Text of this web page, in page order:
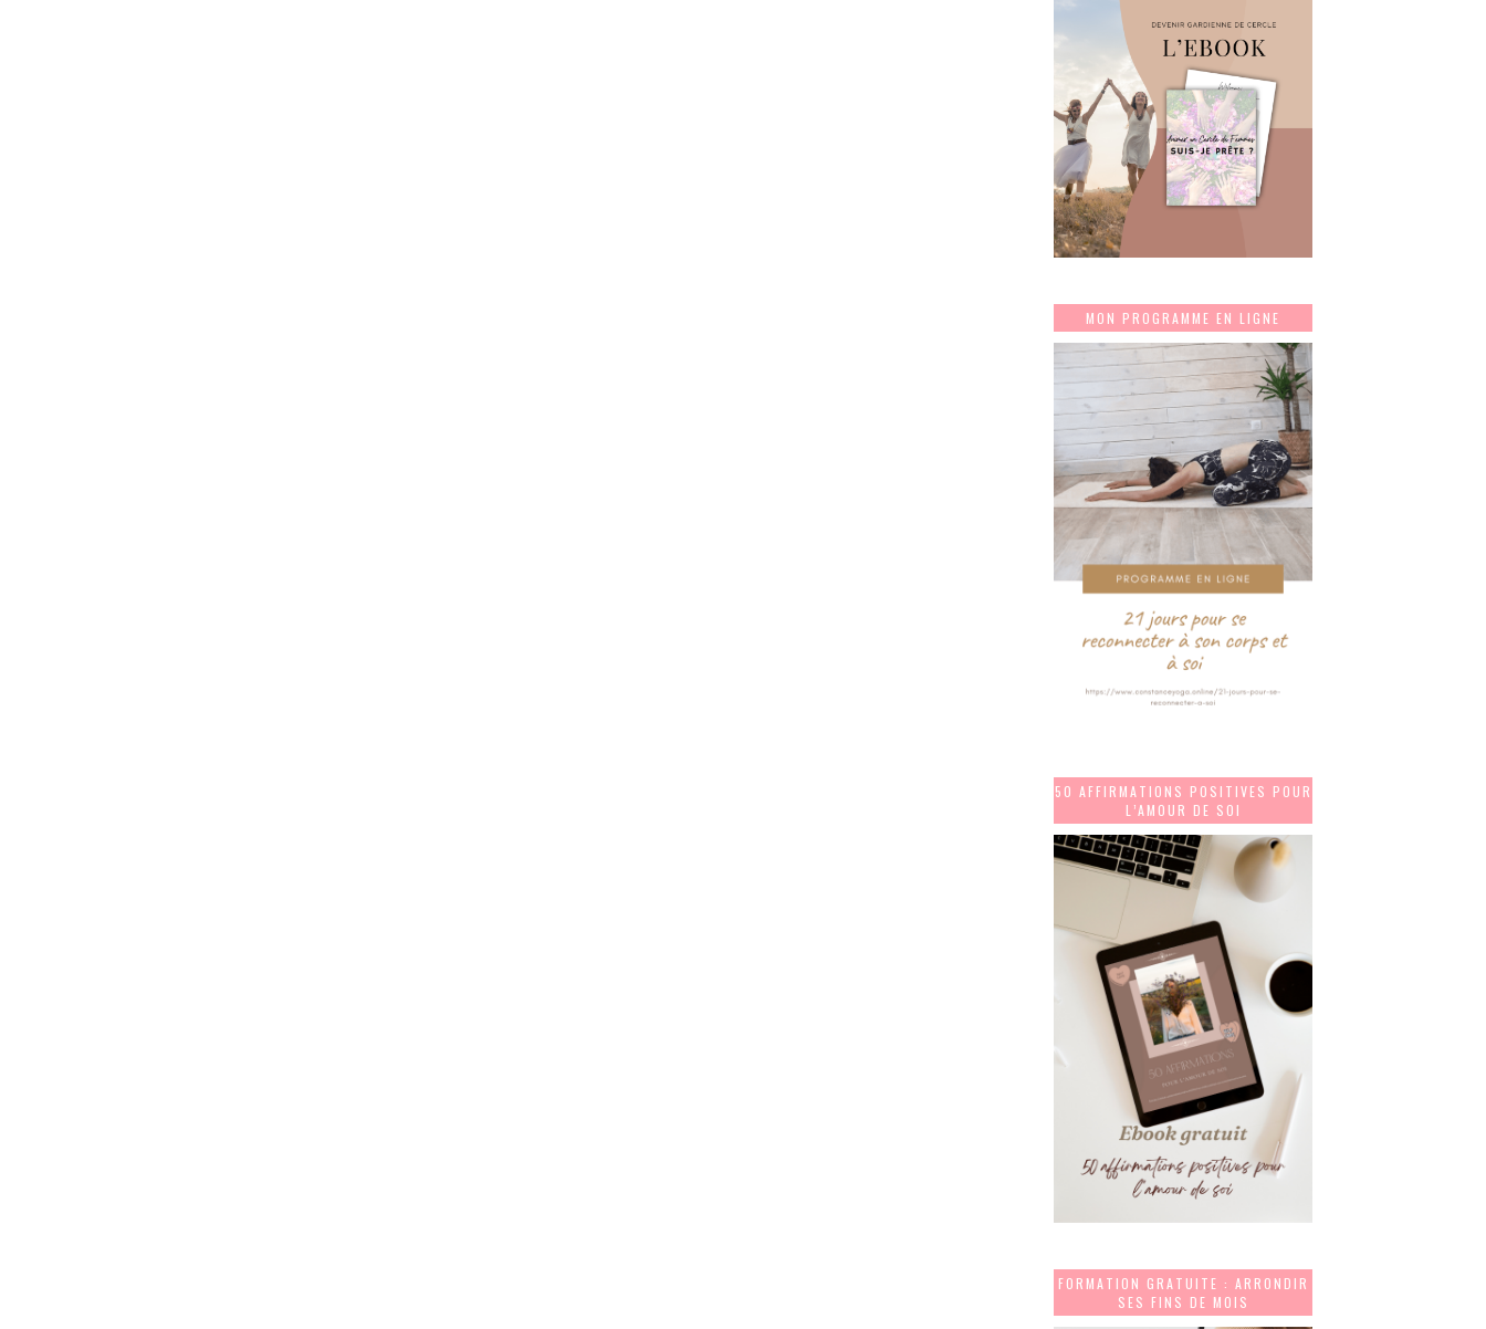
MON PROGRAMME EN LIGNE
50 AFFIRMATIONS POSITIVES POUR
L’AMOUR DE SOI
FORMATION GRATUITE : ARRONDIR
SES FINS DE MOIS